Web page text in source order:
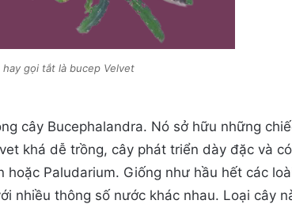
gọi tắt là bucep Velvet
cây Bucephalandra. Nó sở hữu những
khá dễ trồng, cây phát triển dày đặc và
Paludarium. Giống như hầu hết các
nhiều thông số nước khác nhau. Loại cây